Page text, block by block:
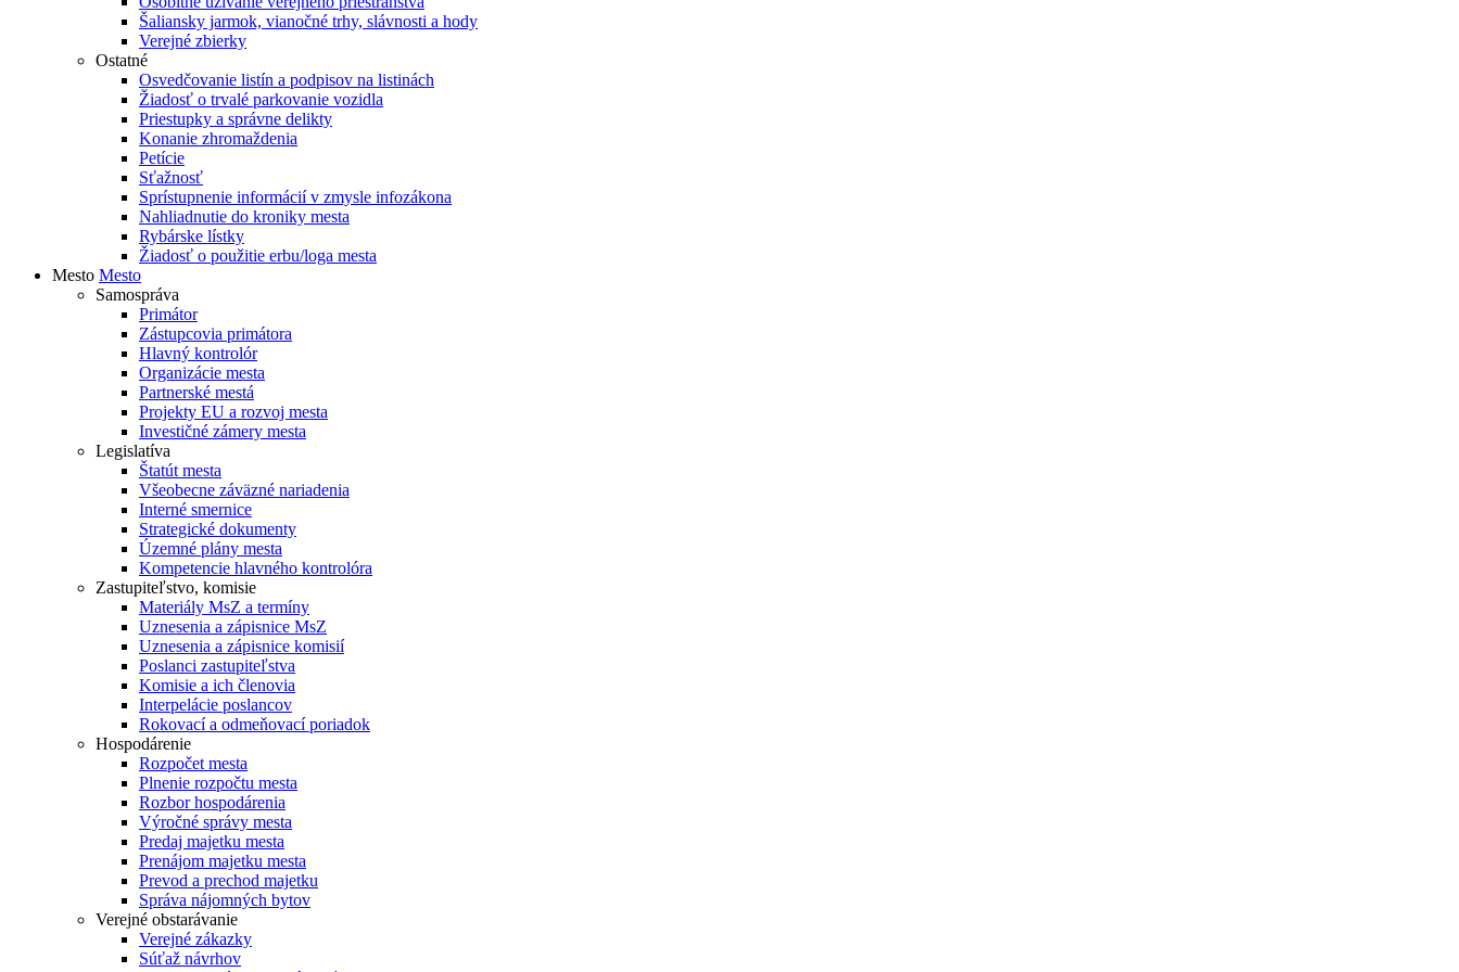
Šaliansky jarmok, vianočné trhy, slávnosti a hody
Verejné zbierky
Ostatné
Osvedčovanie listín a podpisov na listinách
Žiadosť o trvalé parkovanie vozidla
Priestupky a správne delikty
Konanie zhromaždenia
Petície
Sťažnosť
Sprístupnenie informácií v zmysle infozákona
Nahliadnutie do kroniky mesta
Rybárske lístky
Žiadosť o použitie erbu/loga mesta
Mesto Mesto
Samospráva
Primátor
Zástupcovia primátora
Hlavný kontrolór
Organizácie mesta
Partnerské mestá
Projekty EU a rozvoj mesta
Investičné zámery mesta
Legislatíva
Štatút mesta
Všeobecne záväzné nariadenia
Interné smernice
Strategické dokumenty
Územné plány mesta
Kompetencie hlavného kontrolóra
Zastupiteľstvo, komisie
Materiály MsZ a termíny
Uznesenia a zápisnice MsZ
Uznesenia a zápisnice komisií
Poslanci zastupiteľstva
Komisie a ich členovia
Interpelácie poslancov
Rokovací a odmeňovací poriadok
Hospodárenie
Rozpočet mesta
Plnenie rozpočtu mesta
Rozbor hospodárenia
Výročné správy mesta
Predaj majetku mesta
Prenájom majetku mesta
Prevod a prechod majetku
Správa nájomných bytov
Verejné obstarávanie
Verejné zákazky
Súťaž návrhov